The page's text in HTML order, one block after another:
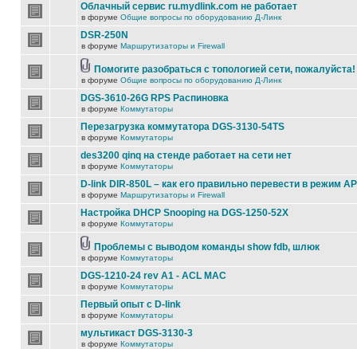
Облачный сервис ru.mydlink.com не работает
в форуме Общие вопросы по оборудованию Д-Линк
DSR-250N
в форуме Маршрутизаторы и Firewall
Помогите разобраться с топологией сети, пожалуйста!
в форуме Общие вопросы по оборудованию Д-Линк
DGS-3610-26G RPS Распиновка
в форуме Коммутаторы
Перезагрузка коммутатора DGS-3130-54TS
в форуме Коммутаторы
des3200 qinq на стенде работает на сети нет
в форуме Коммутаторы
D-link DIR-850L – как его правильно перевести в режим
в форуме Маршрутизаторы и Firewall
Настройка DHCP Snooping на DGS-1250-52X
в форуме Коммутаторы
Проблемы с выводом команды show fdb, шлюк
в форуме Коммутаторы
DGS-1210-24 rev A1 - ACL MAC
в форуме Коммутаторы
Первый опыт с D-link
в форуме Коммутаторы
мультикаст DGS-3130-3
в форуме Коммутаторы